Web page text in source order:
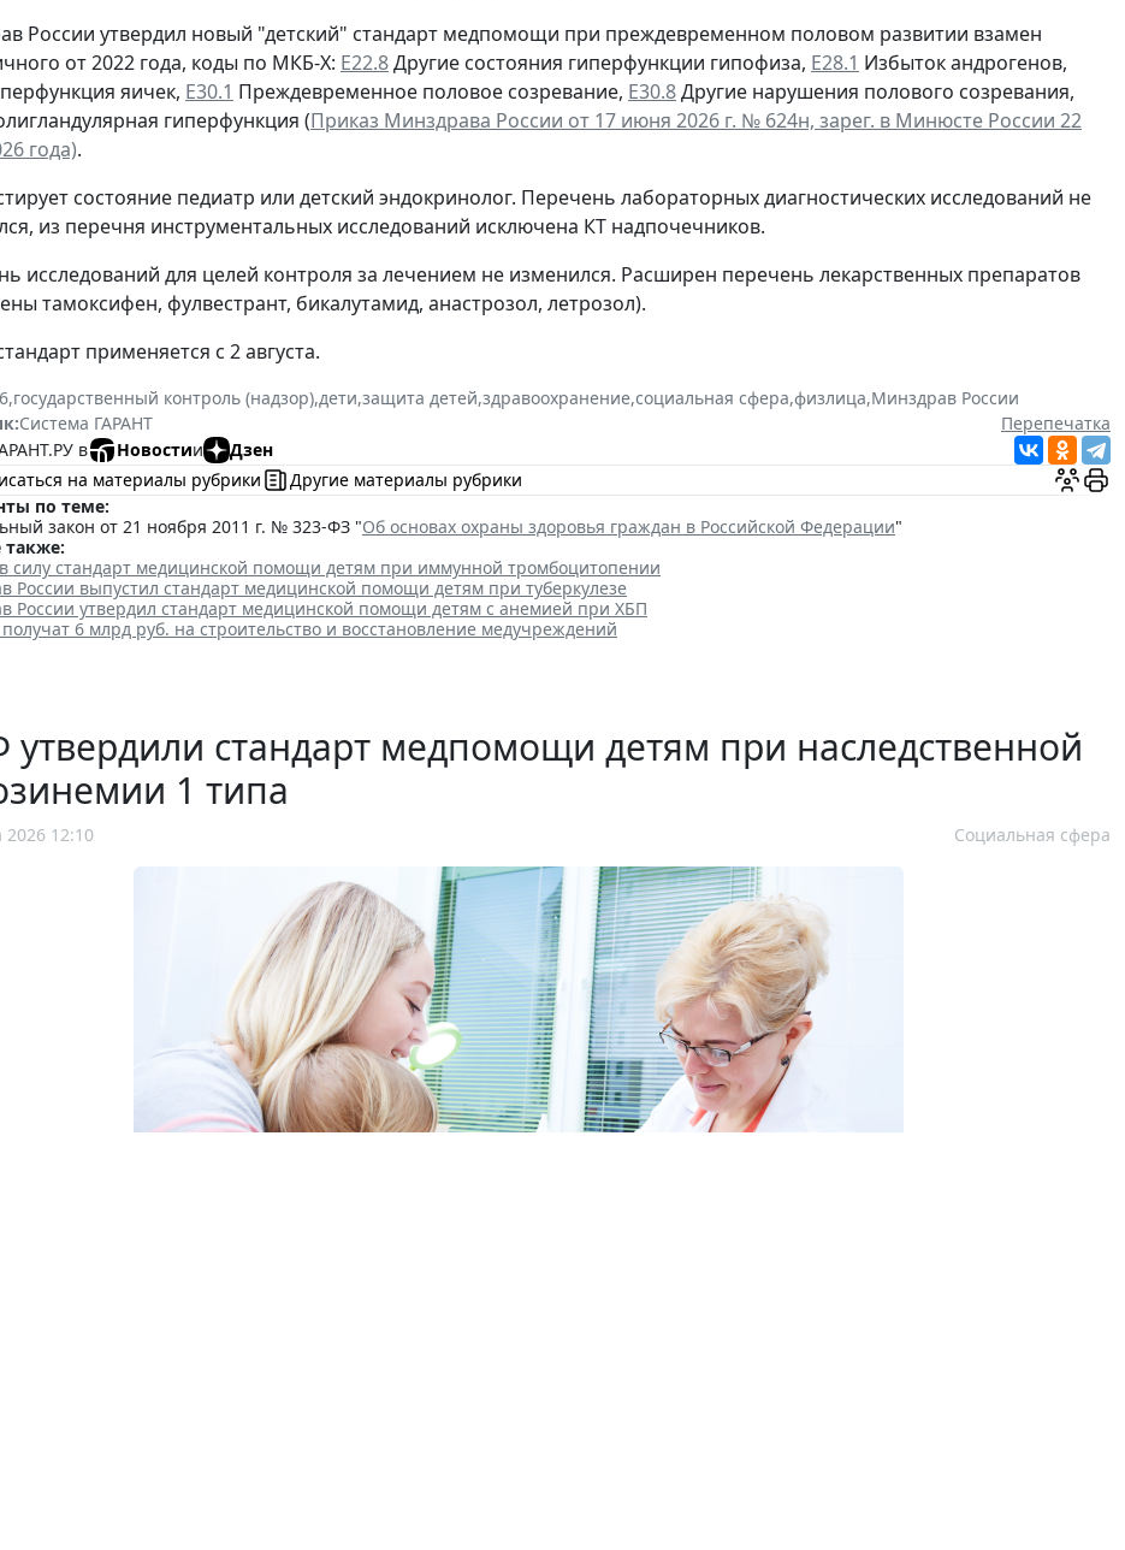
России утвердил новый "детский" стандарт медпомощи при преждевременном половом развитии взамен
от 2022 года, коды по МКБ-Х: Е22.8Другие состояния гиперфункции гипофиза, Е28.1 Избыток андрогенов,
яичек, Е30.1 Преждевременное половое созревание, Е30.8Другие нарушения полового созревания,
гиперфункция (Приказ Минздрава России от 17 июня 2026 г. № 624н, зарег. в Минюсте России 22
года).
состояние педиатр или детский эндокринолог. Перечень лабораторных диагностических исследований не
из перечня инструментальных исследований исключена КТ надпочечников.
исследований для целей контроля за лечением не изменился. Расширен перечень лекарственных препаратов
тамоксифен, фулвестрант, бикалутамид, анастрозол, летрозол).
применяется с 2 августа.
,государственный контроль (надзор),дети,защита детей,здравоохранение,социальная сфера,физлица,Минздрав России
Система ГАРАНТ
Перепечатка
в
Новостии
Дзен
на материалы рубрики
Другие материалы рубрики
по теме:
закон от 21 ноября 2011 г. № 323-ФЗ "Об основах охраны здоровья граждан в Российской Федерации"
также:
силу стандарт медицинской помощи детям при иммунной тромбоцитопении
России выпустил стандарт медицинской помощи детям при туберкулезе
России утвердил стандарт медицинской помощи детям с анемией при ХБП
6 млрд руб. на строительство и восстановление медучреждений
утвердили стандарт медпомощи детям при наследственной
1 типа
2026 12:10 Социальная сфера